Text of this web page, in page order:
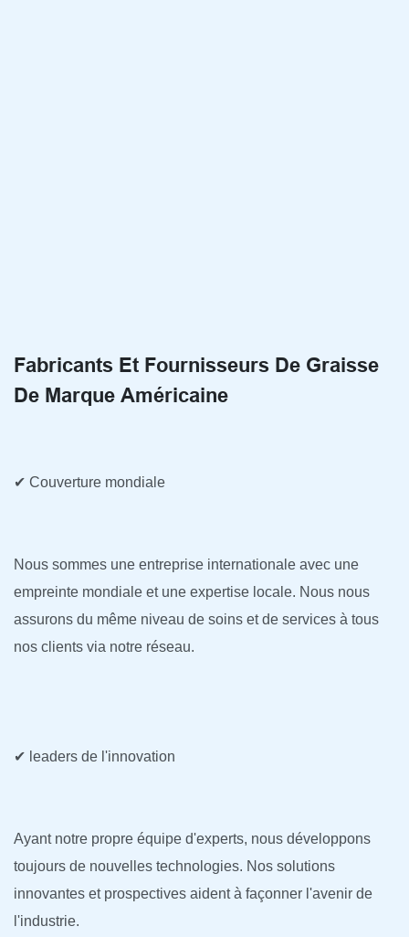
Fabricants Et Fournisseurs De Graisse
De Marque Américaine
✔ Couverture mondiale
Nous sommes une entreprise internationale avec une
empreinte mondiale et une expertise locale. Nous nous
assurons du même niveau de soins et de services à tous
nos clients via notre réseau.
✔ leaders de l'innovation
Ayant notre propre équipe d'experts, nous développons
toujours de nouvelles technologies. Nos solutions
innovantes et prospectives aident à façonner l'avenir de
l'industrie.